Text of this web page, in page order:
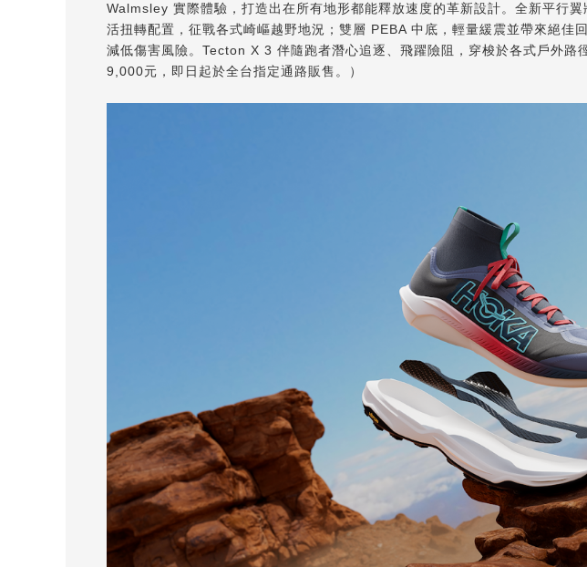
Walmsley 實際體驗，打造出在所有地形都能釋放速度的革新設計。全新平行
活扭轉配置，征戰各式崎嶇越野地況；雙層 PEBA 中底，輕量緩震並帶來絕佳
減低傷害風險。Tecton X 3 伴隨跑者潛心追逐、飛躍險阻，穿梭於各式戶外
9,000元，即日起於全台指定通路販售。）